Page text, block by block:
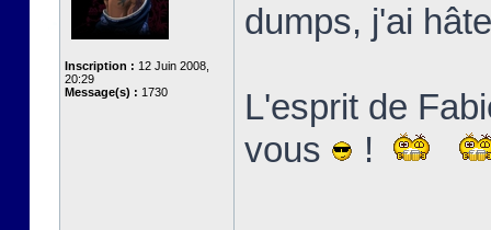
Inscription : 12 Juin 2008,
20:29
Message(s) : 1730
dumps, j'ai
L'esprit de
vous
!